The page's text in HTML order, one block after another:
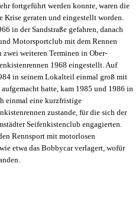
fortgeführt werden konnte, waren die
Krise geraten und eingestellt worden.
in der Sandstraße gefahren, danach
Motorsportclub mit dem Rennen
zwei weiteren Terminen in Ober-
1968 eingestellt. Auf
in seinem Lokalteil einmal groß mit
hatte, kam 1985 und 1986 in
einmal eine kurzfristige
zustande, für die sich der
Seifenkistenclub engagierten.
Rennsport mit motorlosen
etwa das Bobbycar verlagert, wofür